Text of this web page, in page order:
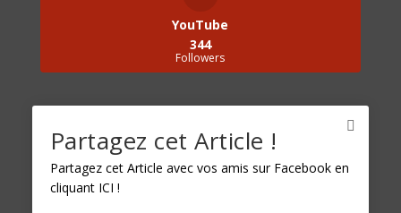
YouTube
344
Followers
Catégories
Partagez cet Article !
Partagez cet Article avec vos amis sur Facebook en
cliquant ICI !